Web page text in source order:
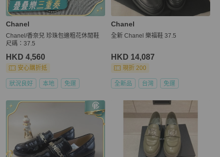
Chanel
Chanel/香奈兒 珍珠包邊粗花休閒鞋
尺碼：37.5
HKD 4,560
安心購折抵
狀況良好 本地 免運
Chanel
全新 Chanel 樂福鞋 37.5
HKD 14,087
現折 200
全新品 台灣 免運